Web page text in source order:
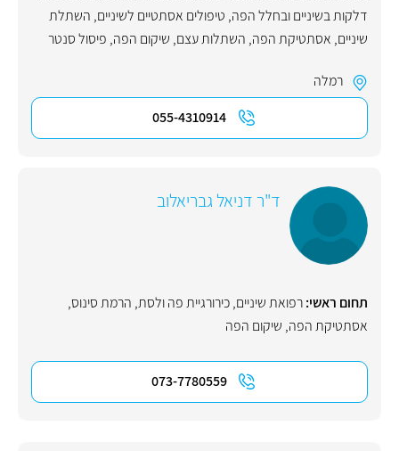
דלקות בשיניים ובחלל הפה, טיפולים אסתטיים לשיניים, השתלת
שיניים, אסתטיקת הפה, השתלות עצם, שיקום הפה, פיסול סנטר
רמלה
055-4310914
ד"ר דניאל גבריאלוב
תחום ראשי:רפואת שיניים,כירורגיית פה ולסת, הרמת סינוס,
אסתטיקת הפה, שיקום הפה
073-7780559